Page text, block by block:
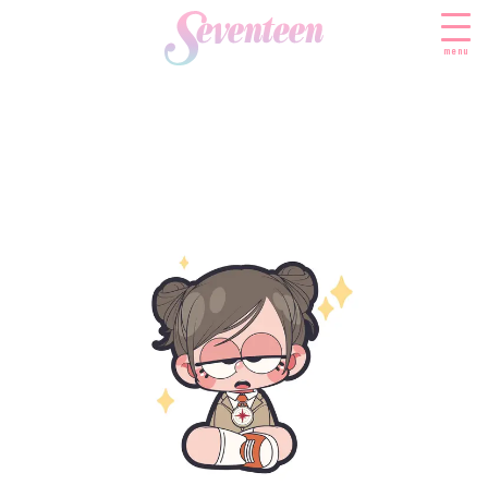
menu
ファッションニュース
ビューティニュース
トレンドメイク
ヘアアレンジ・ヘアケア
スクールニュース
学校ヘアメイク
勉強・受験・進路
ENTERTAINMENT
エンタメニュース
LIFESTYLE
ライフスタイルニュース
JKランキング・アワード